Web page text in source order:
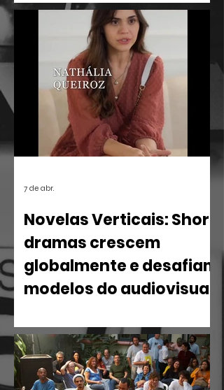
Janeiro recebe o projeto Sérgio
Ricardo Memória Viva Ocupa
Universidades, uma iniciativa que leva o
vasto acervo e a filosofia de um dos
maiores intelectuais da cultura brasileira
para o centro do debate acadêmico.
Novelas Verticais: Short
dramas crescem
globalmente e desafiam
modelos do audiovisual
em 2026 confirma uma tendência
irreversível: o espectador busca
narrativas ágeis, dramáticas e
estritamente verticais.
7 de abr.